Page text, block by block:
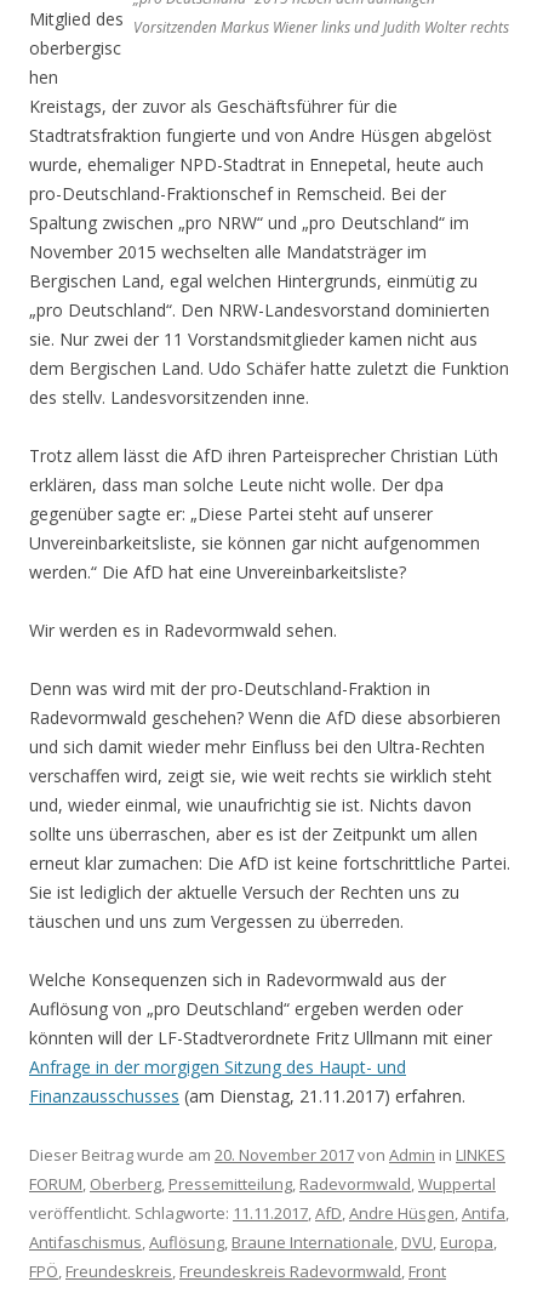
Vorsitzenden Markus Wiener links und Judith Wolter rechts
Mitglied des
oberbergisc
hen
Kreistags, der zuvor als Geschäftsführer für die
Stadtratsfraktion fungierte und von Andre Hüsgen abgelöst
wurde, ehemaliger NPD-Stadtrat in Ennepetal, heute auch
pro-Deutschland-Fraktionschef in Remscheid. Bei der
Spaltung zwischen „pro NRW“ und „pro Deutschland“ im
November 2015 wechselten alle Mandatsträger im
Bergischen Land, egal welchen Hintergrunds, einmütig zu
„pro Deutschland“. Den NRW-Landesvorstand dominierten
sie. Nur zwei der 11 Vorstandsmitglieder kamen nicht aus
dem Bergischen Land. Udo Schäfer hatte zuletzt die Funktion
des stellv. Landesvorsitzenden inne.
Trotz allem lässt die AfD ihren Parteisprecher Christian Lüth
erklären, dass man solche Leute nicht wolle. Der dpa
gegenüber sagte er: „Diese Partei steht auf unserer
Unvereinbarkeitsliste, sie können gar nicht aufgenommen
werden.“ Die AfD hat eine Unvereinbarkeitsliste?
Wir werden es in Radevormwald sehen.
Denn was wird mit der pro-Deutschland-Fraktion in
Radevormwald geschehen? Wenn die AfD diese absorbieren
und sich damit wieder mehr Einfluss bei den Ultra-Rechten
verschaffen wird, zeigt sie, wie weit rechts sie wirklich steht
und, wieder einmal, wie unaufrichtig sie ist. Nichts davon
sollte uns überraschen, aber es ist der Zeitpunkt um allen
erneut klar zumachen: Die AfD ist keine fortschrittliche Partei.
Sie ist lediglich der aktuelle Versuch der Rechten uns zu
täuschen und uns zum Vergessen zu überreden.
Welche Konsequenzen sich in Radevormwald aus der
Auflösung von „pro Deutschland“ ergeben werden oder
könnten will der LF-Stadtverordnete Fritz Ullmann mit einer
Anfrage in der morgigen Sitzung des Haupt- und
Finanzausschusses (am Dienstag, 21.11.2017) erfahren.
Dieser Beitrag wurde am 20. November 2017von Admin in LINKES
FORUM, Oberberg, Pressemitteilung, Radevormwald,Wuppertal
veröffentlicht. Schlagworte: 11.11.2017,AfD,Andre Hüsgen,Antifa,
Antifaschismus,Auflösung, Braune Internationale, DVU, Europa,
FPÖ, Freundeskreis, Freundeskreis Radevormwald, Front